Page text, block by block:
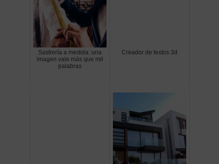
Sastrería a medida: una
imagen vale más que mil
palabras
Creador de textos 3d